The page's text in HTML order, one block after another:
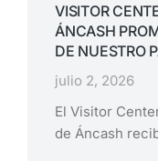
VISITOR
ÁNCASH
DE NUESTRO
julio 2, 2026
El Visitor
de Áncash